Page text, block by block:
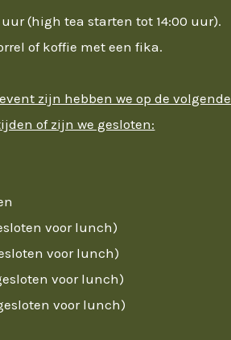
(high tea starten tot 14:00 uur).
of koffie met een fika.
zijn hebben we op de volgende
of zijn we gesloten:
voor lunch)
voor lunch)
voor lunch)
voor lunch)